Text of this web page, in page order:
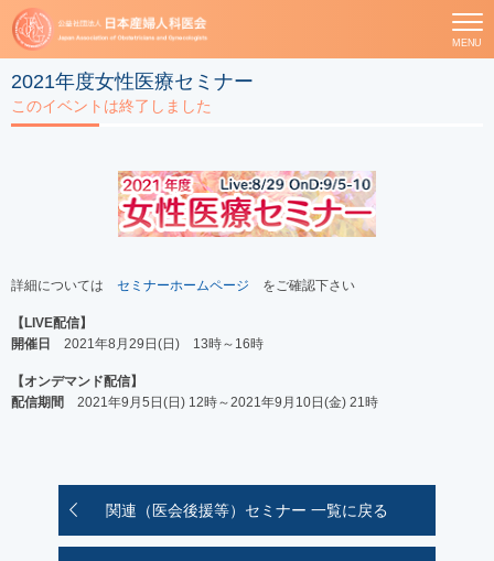
MENU
2021年度女性医療セミナー
このイベントは終了しました
詳細については セミナーホームページ をご確認下さい
【LIVE配信】
開催日
2021年8月29日(日) 13時～16時
【オンデマンド配信】
配信期間 2021年9月5日(日) 12時～2021年9月10日(金) 21時
関連（医会後援等）セミナー 一覧に戻る